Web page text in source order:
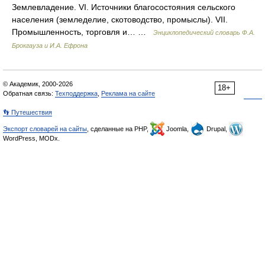
Землевладение. VI. Источники благосостояния сельского
населения (земледелие, скотоводство, промыслы). VII.
Промышленность, торговля и… …
Энциклопедический словарь Ф.А.
Брокгауза и И.А. Ефрона
18+
© Академик, 2000-2026
Обратная связь: Техподдержка Реклама на сайте
👣 Путешествия
Экспорт словарей на сайты , сделанные на PHP, Joomla,
Drupal,
WordPress, MODx.